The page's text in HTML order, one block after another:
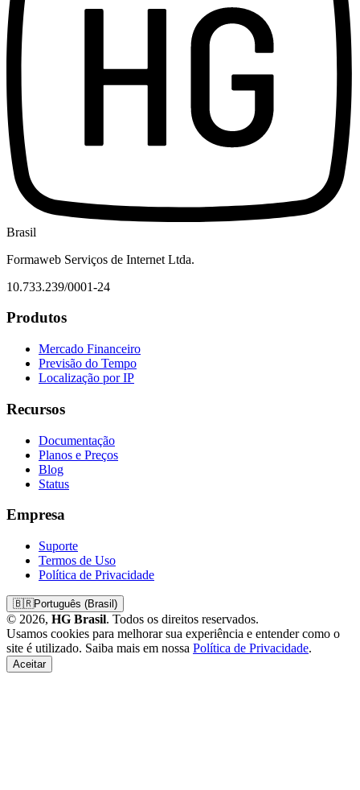
Brasil
Formaweb Serviços de Internet Ltda.
10.733.239/0001-24
Produtos
Mercado Financeiro
Previsão do Tempo
Localização por IP
Recursos
Documentação
Planos e Preços
Blog
Status
Empresa
Suporte
Termos de Uso
Política de Privacidade
🇧🇷Português (Brasil)
© 2026, HG Brasil. Todos os direitos reservados.
Usamos cookies para melhorar sua experiência e entender como o
site é utilizado. Saiba mais em nossa Política de Privacidade.
Aceitar